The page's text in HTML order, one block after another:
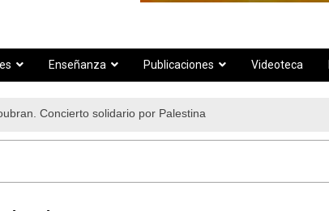
Enseñanza Publicaciones Videoteca
Concierto solidario por Palestina